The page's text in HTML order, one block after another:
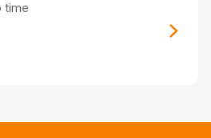
time